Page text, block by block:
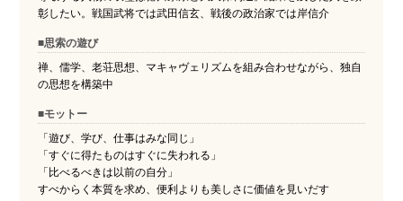
彰したい。戦国武将では武田信玄、戦後の政治家では岸信介
■思索の遊び
禅、儒学、老荘思想、マキャヴェリズムを組み合わせながら、独自
の思想を構築中
■モットー
「遊び、学び、仕事はみな同じ」
「すぐに得たものはすぐに失われる」
「比べるべきは以前の自分」
すべからく本質を求め、便利よりも美しさに価値を見いだす